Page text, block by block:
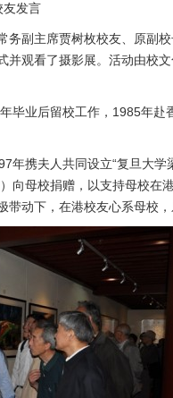
友发言
副主席贾树枚校友、原副
观看了摄影展。活动由校
毕业后留校工作，1985年赴
携夫人共同设立“复旦大学
向母校捐赠，以支持母校在
动下，在港校友心系母校，